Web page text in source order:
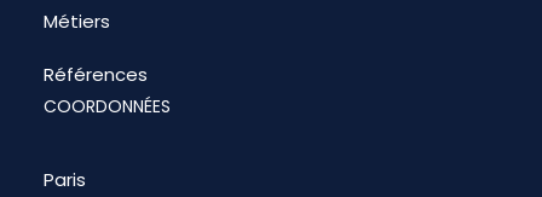
Métiers
Références
COORDONNÉES
Paris